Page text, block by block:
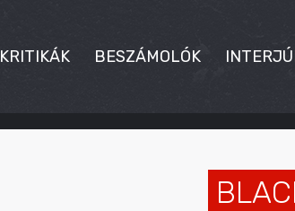
KRITIKÁK BESZÁMOLÓK